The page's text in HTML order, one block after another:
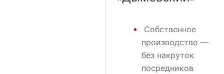
Собственное
производство —
без накруток
посредников